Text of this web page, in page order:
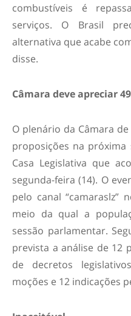
combustíveis é
serviços. O Brasil
alternativa que acabe
disse.
Câmara deve apreciar
O plenário da Câmara
proposições na
Casa Legislativa que
segunda-feira (14). O
pelo canal “camaraslz”
meio da qual a
sessão parlamentar.
prevista a análise de 12
de decretos
moções e 12 indicações